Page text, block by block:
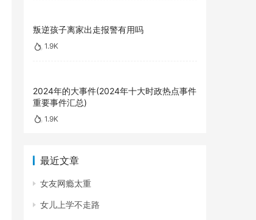
叛逆孩子离家出走报警有用吗
1.9K
2024年的大事件(2024年十大时政热点事件
重要事件汇总)
1.9K
最近文章
女友网瘾太重
女儿上学不走路